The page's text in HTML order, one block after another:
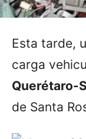
Esta tarde,
carga
Querétaro-
de Santa